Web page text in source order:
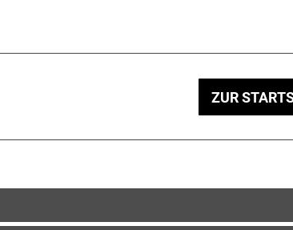
ZUR